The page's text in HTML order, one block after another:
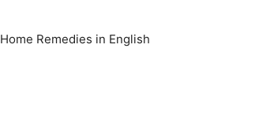
Home Remedies in English